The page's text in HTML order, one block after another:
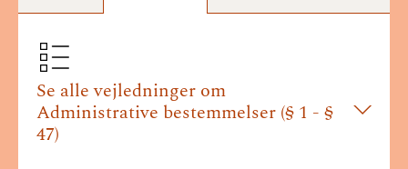
BR18 (1/7- 31/12
2024)
BR18 (1/1- 30/06
2024)
Se alle vejledninger om
Administrative bestemmelser (§ 1 - §
47)